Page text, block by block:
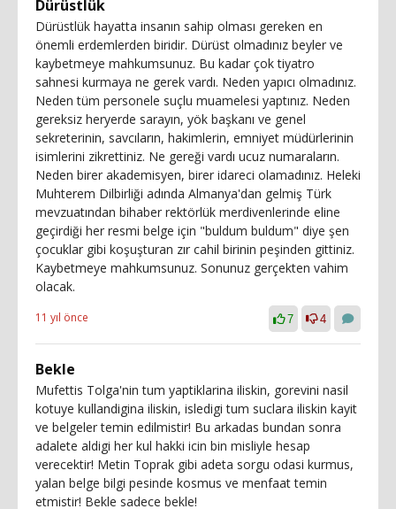
Dürüstlük
Dürüstlük hayatta insanın sahip olması gereken en
önemli erdemlerden biridir. Dürüst olmadınız beyler ve
kaybetmeye mahkumsunuz. Bu kadar çok tiyatro
sahnesi kurmaya ne gerek vardı. Neden yapıcı olmadınız.
Neden tüm personele suçlu muamelesi yaptınız. Neden
gereksiz heryerde sarayın, yök başkanı ve genel
sekreterinin, savcıların, hakimlerin, emniyet müdürlerinin
isimlerini zikrettiniz. Ne gereği vardı ucuz numaraların.
Neden birer akademisyen, birer idareci olamadınız. Heleki
Muhterem Dilbirliği adında Almanya'dan gelmiş Türk
mevzuatından bihaber rektörlük merdivenlerinde eline
geçirdiği her resmi belge için "buldum buldum" diye şen
çocuklar gibi koşuşturan zır cahil birinin peşinden gittiniz.
Kaybetmeye mahkumsunuz. Sonunuz gerçekten vahim
olacak.
11 yıl önce 7 4
Bekle
Mufettis Tolga'nin tum yaptiklarina iliskin, gorevini nasil
kotuye kullandigina iliskin, isledigi tum suclara iliskin kayit
ve belgeler temin edilmistir! Bu arkadas bundan sonra
adalete aldigi her kul hakki icin bin misliyle hesap
verecektir! Metin Toprak gibi adeta sorgu odasi kurmus,
yalan belge bilgi pesinde kosmus ve menfaat temin
etmistir! Bekle sadece bekle!